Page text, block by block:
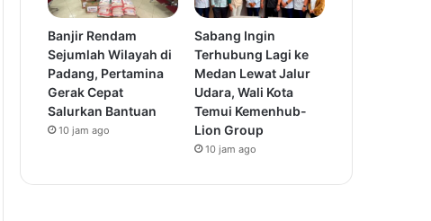
Banjir Rendam
Sejumlah Wilayah di
Padang, Pertamina
Gerak Cepat
Salurkan Bantuan
10 jam ago
Sabang Ingin
Terhubung Lagi ke
Medan Lewat Jalur
Udara, Wali Kota
Temui Kemenhub-
Lion Group
10 jam ago